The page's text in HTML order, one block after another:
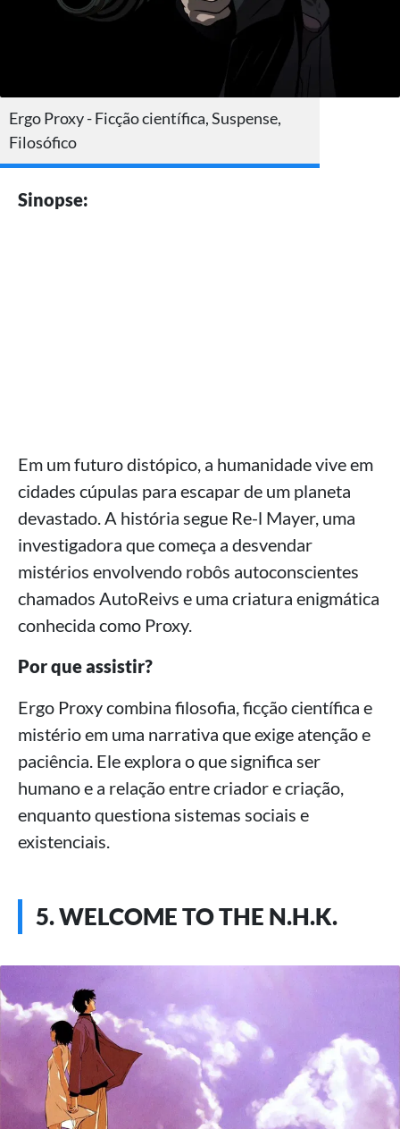
Ergo Proxy - Ficção científica, Suspense,
Filosófico
Sinopse:
Em um futuro distópico, a humanidade vive em
cidades cúpulas para escapar de um planeta
devastado. A história segue Re-l Mayer, uma
investigadora que começa a desvendar
mistérios envolvendo robôs autoconscientes
chamados AutoReivs e uma criatura enigmática
conhecida como Proxy.
Por que assistir?
Ergo Proxy combina filosofia, ficção científica e
mistério em uma narrativa que exige atenção e
paciência. Ele explora o que significa ser
humano e a relação entre criador e criação,
enquanto questiona sistemas sociais e
existenciais.
5. WELCOME TO THE N.H.K.